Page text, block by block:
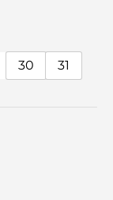
actual
30
31